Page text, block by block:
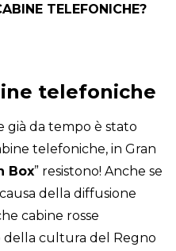
TELEFONICHE?
telefoniche
già da tempo è stato
telefoniche, in Gran
Box” resistono! Anche se
della diffusione
cabine rosse
della cultura del Regno